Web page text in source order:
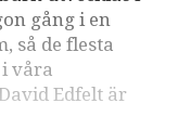
gång i en
så de flesta
våra
Edfelt är